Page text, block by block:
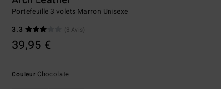
Portefeuille 3 volets Marron Unisexe
3.3
(3 Avis)
39,95 €
Couleur Chocolate